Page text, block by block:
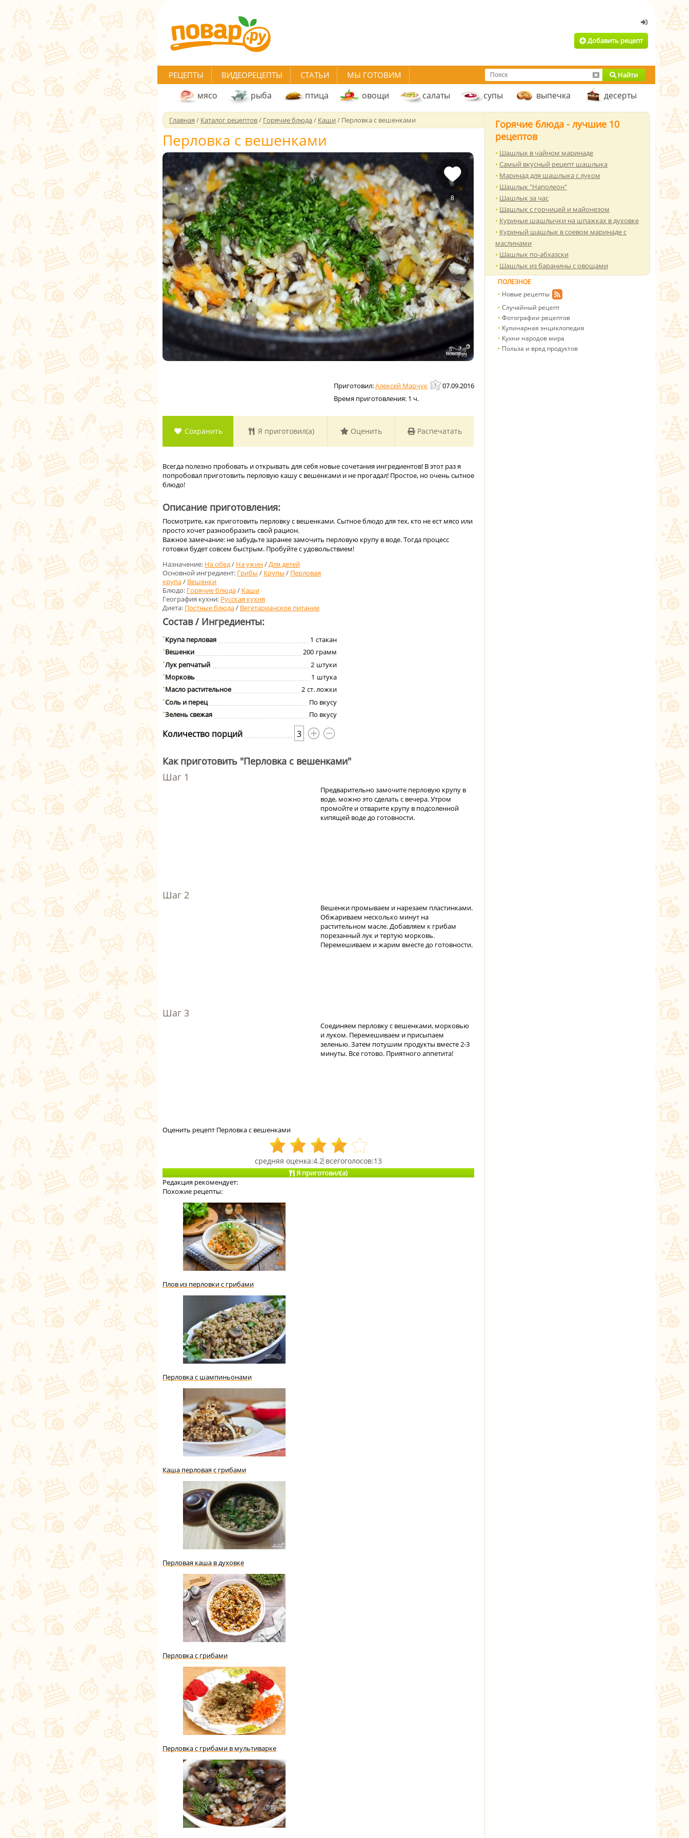
Добавить рецепт
РЕЦЕПТЫ ВИДЕОРЕЦЕПТЫ СТАТЬИ МЫ ГОТОВИМ Найти
мясо рыба птица овощи салаты супы выпечка десерты
Главная / Каталог рецептов/ Горячие блюда/ Каши / Перловка с вешенками
Перловка с вешенками
8
Алексей Марчук
07.09.2016
Время приготовления: 1 ч.
Сохранить Я приготовил(а) Оценить Распечатать
Всегда полезно пробовать и открывать для себя новые сочетания ингредиентов! В этот раз я
попробовал приготовить перловую кашу с вешенками и не прогадал! Простое, но очень сытное
блюдо!
Описание приготовления:
Посмотрите, как приготовить перловку с вешенками. Сытное блюдо для тех, кто не ест мясо или
просто хочет разнообразить свой рацион.
Важное замечание: не забудьте заранее замочить перловую крупу в воде. Тогда процесс
готовки будет совсем быстрым. Пробуйте с удовольствием!
Назначение: На обед/ На ужин/Для детей
Основной ингредиент: Грибы / Крупы / Перловая
крупа/ Вешенки
Блюдо: Горячие блюда/ Каши
География кухни: Русская кухня
Диета: Постные блюда/ Вегетарианское питание
Состав / Ингредиенты:
Крупа перловая 1 стакан
Вешенки
200 грамм
Лук репчатый
2 штуки
Морковь
1 штука
Масло растительное
2 ст. ложки
Соль и перец
По вкусу
Зелень свежая
По вкусу
Количество порций 3
Как приготовить "Перловка с вешенками"
Предварительно замочите перловую крупу в
воде, можно это сделать с вечера. Утром
промойте и отварите крупу в подсоленной
кипящей воде до готовности.
Вешенки промываем и нарезаем пластинками.
Обжариваем несколько минут на
растительном масле. Добавляем к грибам
порезанный лук и тертую морковь.
Перемешиваем и жарим вместе до готовности.
Соединяем перловку с вешенками, морковью
и луком. Перемешиваем и присыпаем
зеленью. Затем потушим продукты вместе 2-3
минуты. Все готово. Приятного аппетита!
Оценить рецепт Перловка с вешенками
4.2 13
Я приготовил(а)
Редакция рекомендует:
Похожие рецепты:
Плов из перловки с грибами
Перловка с шампиньонами
Каша перловая с грибами
Перловая каша в духовке
Перловка с грибами
Перловка с грибами в мультиварке
Горячие блюда - лучшие 10
рецептов
Шашлык в чайном маринаде
Самый вкусный рецепт шашлыка
Маринад для шашлыка с луком
Шашлык "Наполеон"
Шашлык за час
Шашлык с горчицей и майонезом
Куриные шашлычки на шпажках в духовке
Куриный шашлык в соевом маринаде с
маслинами
Шашлык по-абхазски
Шашлык из баранины с овощами
ПОЛЕЗНОЕ
Новые рецепты
Случайный рецепт
Фотографии рецептов
Кулинарная энциклопедия
Кухни народов мира
Польза и вред продуктов